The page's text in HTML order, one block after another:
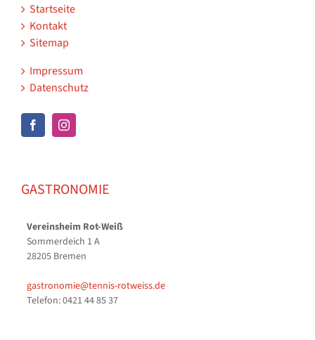
Startseite
Kontakt
Sitemap
Impressum
Datenschutz
GASTRONOMIE
Vereinsheim Rot-Weiß
Sommerdeich 1 A
28205 Bremen
gastronomie@tennis-rotweiss.de
Telefon: 0421 44 85 37